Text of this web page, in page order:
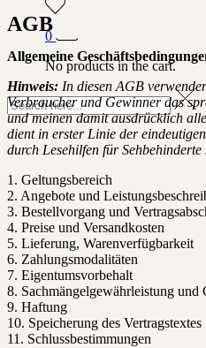
0
No products in the cart.
AGB
Allgemeine
Hinweis: In diesen AGB
Verbraucher und Gewinner das
und meinen damit ausdrücklich
dient in erster Linie der
durch Lesehilfen für
1. Geltungsbereich
2. Angebote und
3. Bestellvorgang und
4. Preise und Versandkosten
5. Lieferung, Warenverfügbarkeit
6. Zahlungsmodalitäten
7. Eigentumsvorbehalt
8. Sachmängelgewährleistung und
9. Haftung
10. Speicherung des Vertragstextes
11. Schlussbestimmungen